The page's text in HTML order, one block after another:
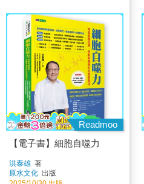
Readmoo
【電子書】細胞自噬力
洪泰雄 著
原水文化 出版